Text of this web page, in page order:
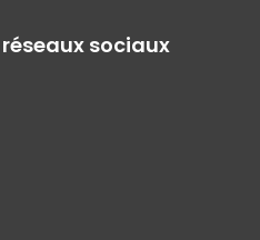
sociaux